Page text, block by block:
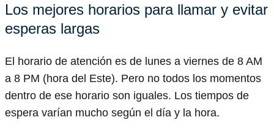
Los mejores horarios para llamar y evitar
esperas largas
El horario de atención es de lunes a viernes de 8 AM
a 8 PM (hora del Este). Pero no todos los momentos
dentro de ese horario son iguales. Los tiempos de
espera varían mucho según el día y la hora.